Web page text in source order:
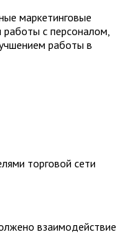
маркетинговые
с персоналом,
работы в
торговой сети
взаимодействие